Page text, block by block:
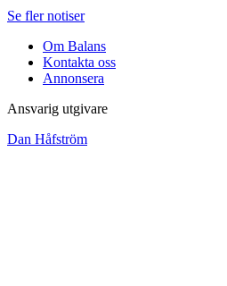
Se fler notiser
Om Balans
Kontakta oss
Annonsera
Ansvarig utgivare
Dan Håfström